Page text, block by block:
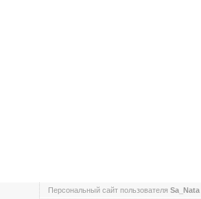
Персональный сайт пользователя Sa_Nata